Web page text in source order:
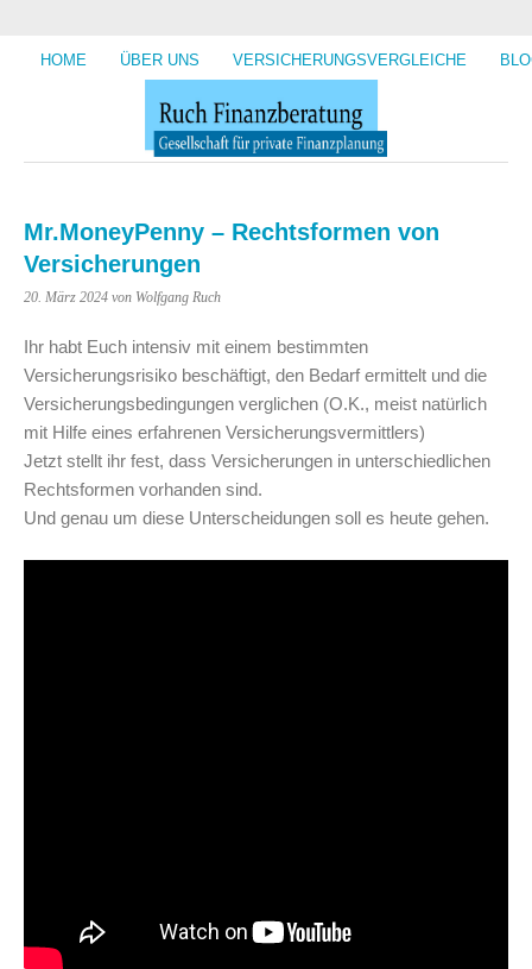
HOME ÜBER UNS VERSICHERUNGSVERGLEICHE
Mr.MoneyPenny – Rechtsformen von
Versicherungen
20. März 2024 von Wolfgang Ruch
Ihr habt Euch intensiv mit einem bestimmten
Versicherungsrisiko beschäftigt, den Bedarf ermittelt und die
Versicherungsbedingungen verglichen (O.K., meist natürlich
mit Hilfe eines erfahrenen Versicherungsvermittlers)
Jetzt stellt ihr fest, dass Versicherungen in unterschiedlichen
Rechtsformen vorhanden sind.
Und genau um diese Unterscheidungen soll es heute gehen.